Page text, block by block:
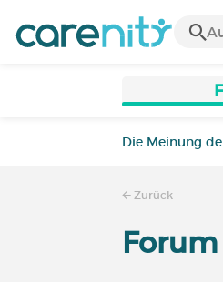
Die Meinung
Zurück